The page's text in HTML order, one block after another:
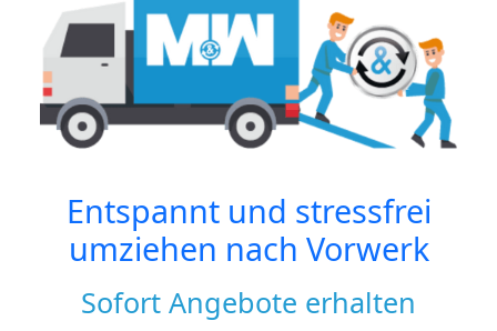
Entspannt und stressfrei
umziehen nach Vorwerk
Sofort Angebote erhalten